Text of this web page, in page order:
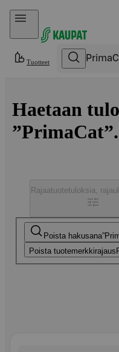
Hyppää sisältöön
Tuotteet
Haetaan
Poista hakusana
Poista tuotemerkkirajaus
Rajaatuotetuloksia,